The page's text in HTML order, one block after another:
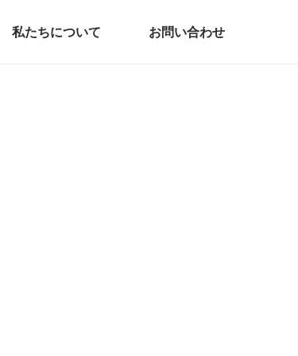
私たちについて お問い合わせ